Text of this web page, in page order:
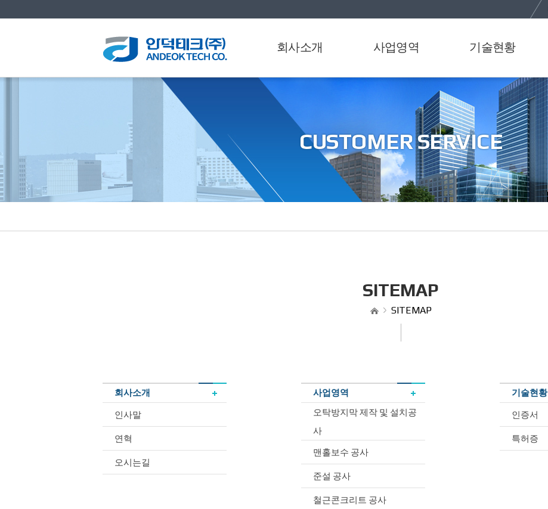
SITEMAP
SITEMAP
CUSTOMER SERVICE
회사소개
오시는길
사업영역
맨홀보수 공사
준설 공사
철근콘크리트 공사
시설물 유지보수 공사
상하수도 공사
기술현황
인증서
특허증
회사소개
인사말
연혁
오시는길
사업영역
오탁방지막 제작 및 설치공
사
맨홀보수 공사
준설 공사
철근콘크리트 공사
기술현황
인증서
특허증